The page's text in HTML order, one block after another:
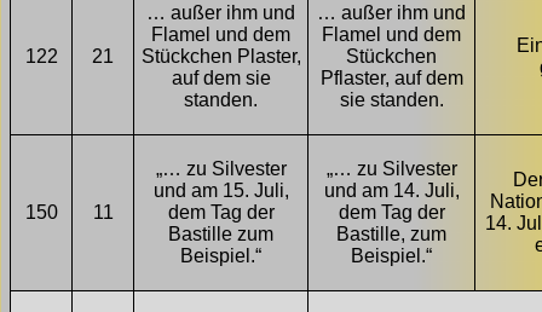
122 21
… außer ihm und
Flamel und dem
Stückchen Plaster,
auf dem sie
standen.
… außer ihm und
Flamel und dem
Stückchen
Pflaster, auf dem
sie standen.
150 11
„… zu Silvester
und am 15. Juli,
dem Tag der
Bastille zum
Beispiel.“
„… zu Silvester
und am 14. Juli,
dem Tag der
Bastille, zum
Beispiel.“
14.